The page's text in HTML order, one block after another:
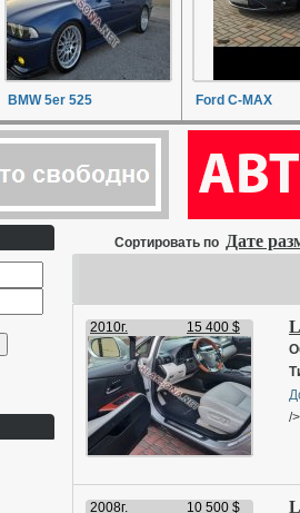
BMW 5er 525 Ford C-MAX
Сортировать по Дате
2010г. 15 400 $
/
2008г. 10 500 $